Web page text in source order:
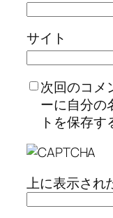
サイト
次回のコメ
ーに自分の
トを保存す
上に表示され